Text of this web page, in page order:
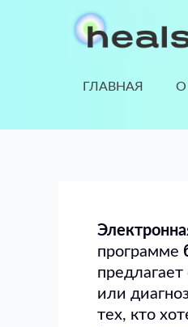
ГЛАВНАЯ О
программе
или
тех, кто